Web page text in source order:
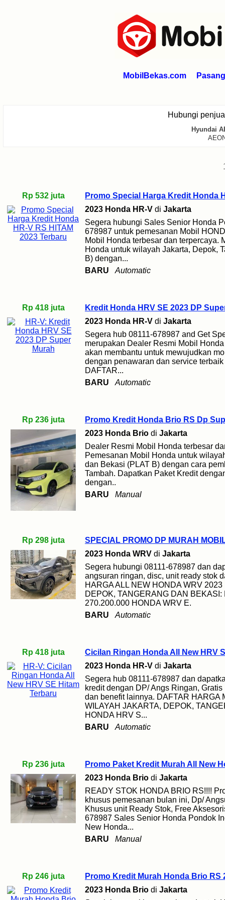
MobilBekas.com
Hubungi
Hyundai
Rp 532 juta
Promo Special Harga Kredit Honda
2023 Honda HR-V di Jakarta
Segera hubungi Sales Senior Honda
678987 untuk pemesanan Mobil
Mobil Honda terbesar dan terpercaya.
Honda untuk wilayah Jakarta, Depok,
B) dengan...
BARU
Automatic
Rp 418 juta
Kredit Honda HRV SE 2023 DP
2023 Honda HR-V di Jakarta
Segera hub 08111-678987 and Get
merupakan Dealer Resmi Mobil
akan membantu untuk mewujudkan
dengan penawaran dan service
DAFTAR...
BARU
Automatic
Rp 236 juta
Promo Kredit Honda Brio RS Dp
2023 Honda Brio di Jakarta
Dealer Resmi Mobil Honda terbesar
Pemesanan Mobil Honda untuk
dan Bekasi (PLAT B) dengan cara
Tambah. Dapatkan Paket Kredit
dengan..
BARU
Manual
Rp 298 juta
SPECIAL PROMO DP MURAH
2023 Honda WRV di Jakarta
Segera hubungi 08111-678987 dan
angsuran ringan, disc, unit ready stok
HARGA ALL NEW HONDA WRV
DEPOK, TANGERANG DAN
270.200.000 HONDA WRV E.
BARU
Automatic
Rp 418 juta
Cicilan Ringan Honda All New HRV
2023 Honda HR-V di Jakarta
Segera hub 08111-678987 dan
kredit dengan DP/ Angs Ringan,
dan benefit lainnya. DAFTAR HARGA
WILAYAH JAKARTA, DEPOK,
HONDA HRV S...
BARU
Automatic
Rp 236 juta
Promo Paket Kredit Murah All New
2023 Honda Brio di Jakarta
READY STOK HONDA BRIO RS!!!!
khusus pemesanan bulan ini, Dp/
Khusus unit Ready Stok, Free
678987 Sales Senior Honda Pondok
New Honda...
BARU
Manual
Rp 246 juta
Promo Kredit Murah Honda Brio RS
2023 Honda Brio di Jakarta